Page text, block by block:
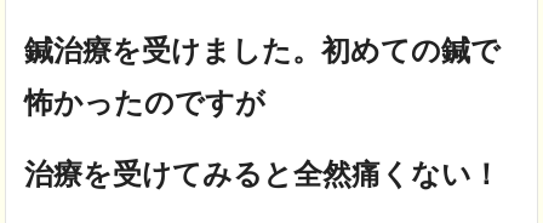
鍼治療を受けました。初めての鍼で
怖かったのですが
治療を受けてみると全然痛くない！